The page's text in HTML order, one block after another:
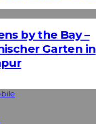
by the Bay –
Garten in